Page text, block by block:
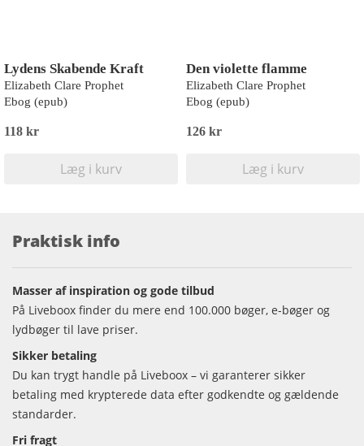
Lydens Skabende Kraft
Elizabeth Clare Prophet
Ebog (epub)
118 kr
Læg i kurv
Den violette flamme
Elizabeth Clare Prophet
Ebog (epub)
126 kr
Læg i kurv
Praktisk info
Masser af inspiration og gode tilbud
På Liveboox finder du mere end 100.000 bøger, e-bøger og
lydbøger til lave priser.
Sikker betaling
Du kan trygt handle på Liveboox – vi garanterer sikker
betaling med krypterede data efter godkendte og gældende
standarder.
Fri fragt